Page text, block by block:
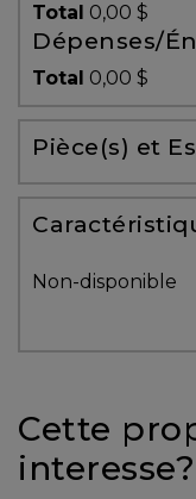
Alerte
immobilière
Avec
un
courtier
vous
protégé!
outils
pour
Total 0,00 $
Dépenses/
Total 0,00 $
Pièce(s) et
Non-disponible
Cette
interesse?